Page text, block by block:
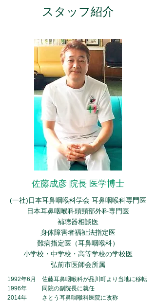
スタッフ紹介
佐藤成彦 院長 医学博士
(一社)日本耳鼻咽喉科学会 耳鼻咽喉科専門医
日本耳鼻咽喉科頭頸部外科専門医
補聴器相談医
身体障害者福祉法指定医
難病指定医（耳鼻咽喉科）
​小学校・中学校・高等学校の学校医
​弘前市医師会所属
1992年6月
1996年
2014年
佐藤耳鼻咽喉科が品川町より当地に移転
同院の副院長に就任
さとう耳鼻咽喉科医院に改称